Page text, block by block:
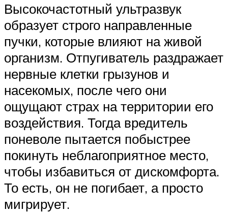
Высокочастотный ультразвук
образует строго направленные
пучки, которые влияют на живой
организм. Отпугиватель раздражает
нервные клетки грызунов и
насекомых, после чего они
ощущают страх на территории его
воздействия. Тогда вредитель
поневоле пытается побыстрее
покинуть неблагоприятное место,
чтобы избавиться от дискомфорта.
То есть, он не погибает, а просто
мигрирует.